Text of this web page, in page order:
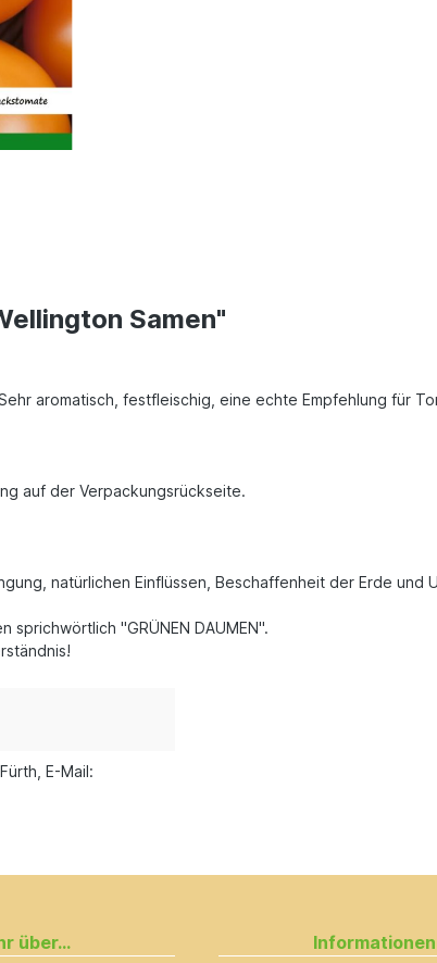
Samen"
aromatisch, festfleischig, eine echte Empfehlung für
auf der Verpackungsrückseite.
natürlichen Einflüssen, Beschaffenheit der Erde
"GRÜNEN DAUMEN".
E-Mail:
über... Informationen